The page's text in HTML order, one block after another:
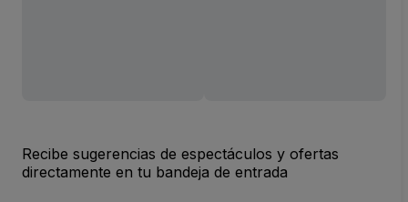
Recibe sugerencias de espectáculos y ofertas
directamente en tu bandeja de entrada